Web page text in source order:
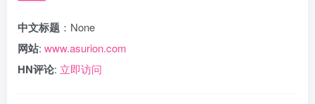
中文标题 ：None
网站: www.asurion.com
HN评论: 立即访问